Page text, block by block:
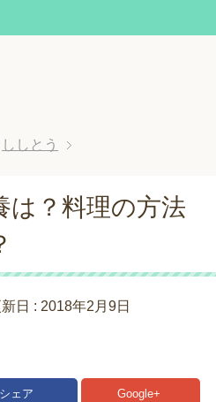
ししとう
は？料理の方法
日 : 2018年2月9日
シェア Google+